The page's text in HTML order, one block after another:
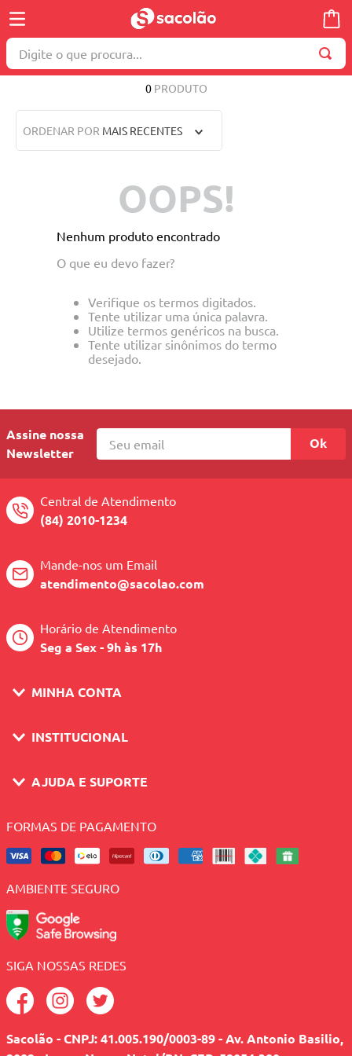
Digite o que procura...
0 PRODUTO
ORDENAR POR MAIS RECENTES
OOPS!
Nenhum produto encontrado
O que eu devo fazer?
Verifique os termos digitados.
Tente utilizar uma única palavra.
Utilize termos genéricos na busca.
Tente utilizar sinônimos do termo
desejado.
Assine nossa
Newsletter
Ok
Central de Atendimento
(84) 2010-1234
Mande-nos um Email
atendimento@sacolao.com
Horário de Atendimento
Seg a Sex - 9h às 17h
MINHA CONTA
INSTITUCIONAL
AJUDA E SUPORTE
FORMAS DE PAGAMENTO
AMBIENTE SEGURO
SIGA NOSSAS REDES
Sacolão - CNPJ: 41.005.190/0003-89 - Av. Antonio Basilio,
TERMOS MAIS BUSCADOS
1º
wella
4º
máquina costura
8º
carrinho reversível
9º
berço